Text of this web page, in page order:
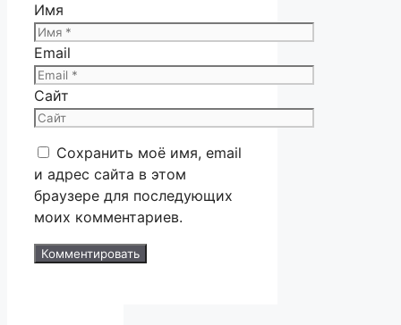
Имя
Email
Сайт
Сохранить моё имя, email
и адрес сайта в этом
браузере для последующих
моих комментариев.